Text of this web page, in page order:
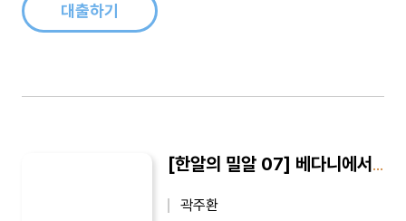
대출하기
[한알의 밀알 07] 베다니에서 생긴 일
곽주환